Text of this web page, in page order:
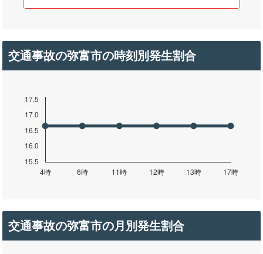
交通事故の弥富市の時刻別発生割合
交通事故の弥富市の月別発生割合